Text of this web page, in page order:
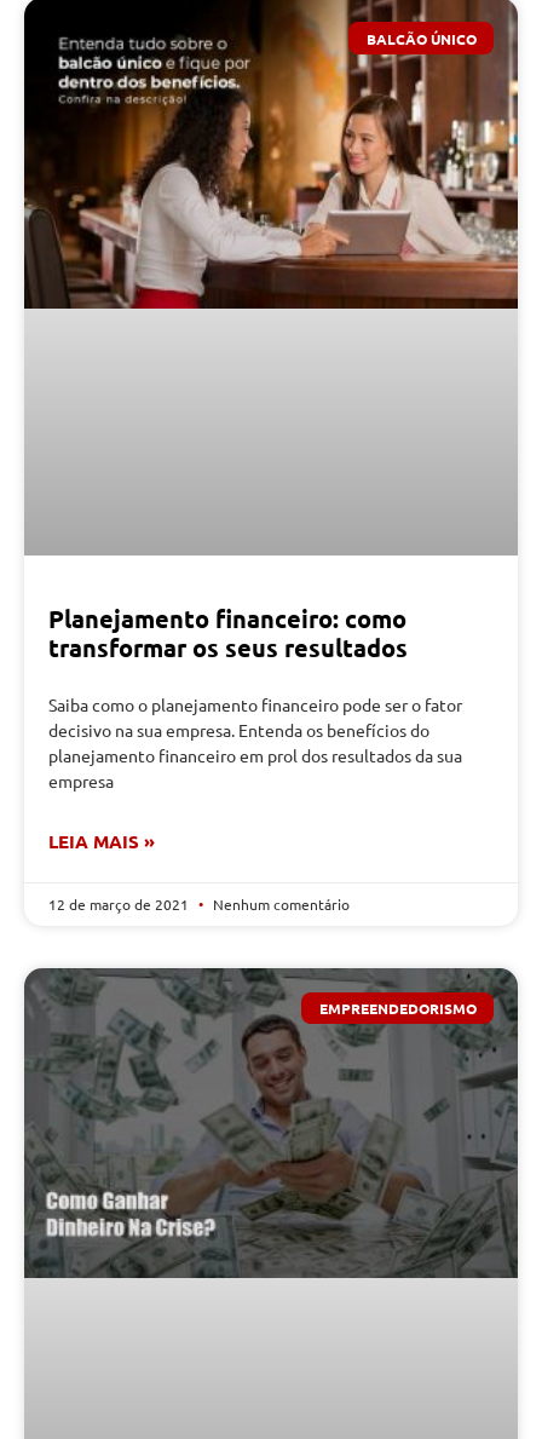
BALCÃO ÚNICO
Planejamento financeiro: como
transformar os seus resultados
Saiba como o planejamento financeiro pode ser o fator
decisivo na sua empresa. Entenda os benefícios do
planejamento financeiro em prol dos resultados da sua
empresa
LEIA MAIS »
12 de março de 2021 Nenhum comentário
EMPREENDEDORISMO